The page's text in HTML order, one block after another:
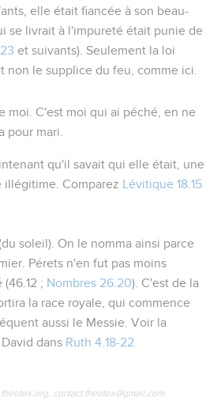
elle était fiancée à son beau-
se livrait à l'impureté était punie de
et suivants). Seulement la loi
non le supplice du feu, comme ici.
moi . C'est moi qui ai péché, en ne
pour mari.
qu'il savait qui elle était, une
Comparez Lévitique 18.15
soleil). On le nomma ainsi parce
Pérets n'en fut pas moins
(46.12 ; Nombres 26.20). C'est de la
la race royale, qui commence
aussi le Messie. Voir la
dans Ruth 4.18-22
contact theotex@gmail.com